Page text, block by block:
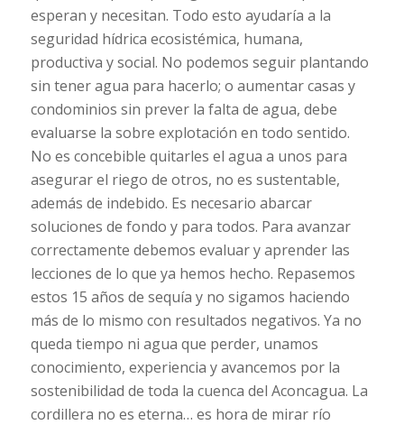
esperan y necesitan. Todo esto ayudaría a la
seguridad hídrica ecosistémica, humana,
productiva y social. No podemos seguir plantando
sin tener agua para hacerlo; o aumentar casas y
condominios sin prever la falta de agua, debe
evaluarse la sobre explotación en todo sentido.
No es concebible quitarles el agua a unos para
asegurar el riego de otros, no es sustentable,
además de indebido. Es necesario abarcar
soluciones de fondo y para todos. Para avanzar
correctamente debemos evaluar y aprender las
lecciones de lo que ya hemos hecho. Repasemos
estos 15 años de sequía y no sigamos haciendo
más de lo mismo con resultados negativos. Ya no
queda tiempo ni agua que perder, unamos
conocimiento, experiencia y avancemos por la
sostenibilidad de toda la cuenca del Aconcagua. La
cordillera no es eterna… es hora de mirar río